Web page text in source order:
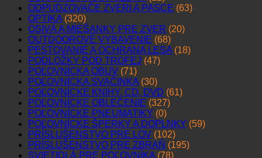
ODPUDZOVAČE ZVERI A PASCE (63)
OPTIKA (320)
OSIVÁ A MIEŠANKY PRE ZVER (20)
OUTDOOROVÉ VYBAVENIE (68)
PESTOVANIE A OCHRANA LESA (18)
PODLOŽKY POD TROFEJ (47)
POĽOVNÍCKA OBUV (71)
POĽOVNÍCKA SVAČINKA (30)
POĽOVNÍCKE KNIHY, CD, DVD (61)
POĽOVNÍCKE OBLEČENIE (327)
POĽOVNÍCKE PNEUMATIKY (0)
POĽOVNÍCKE ŠPERKY A DOPLNKY (59)
PRÍSLUŠENSTVO PRE LOV (102)
PRÍSLUŠENSTVO PRE ZBRAŇ (195)
SVIETIDLÁ PRE POĽOVNÍKA (78)